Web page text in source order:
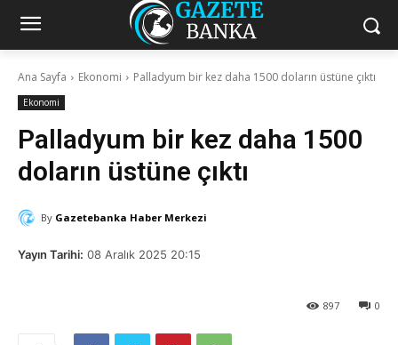
Ana Sayfa Ekonomi Palladyum bir kez daha 1500 doların üstüne çıktı
Ekonomi
Palladyum bir kez daha 1500
doların üstüne çıktı
By Gazetebanka Haber Merkezi
Yayın Tarihi: 08 Aralık 2025 20:15
0
897